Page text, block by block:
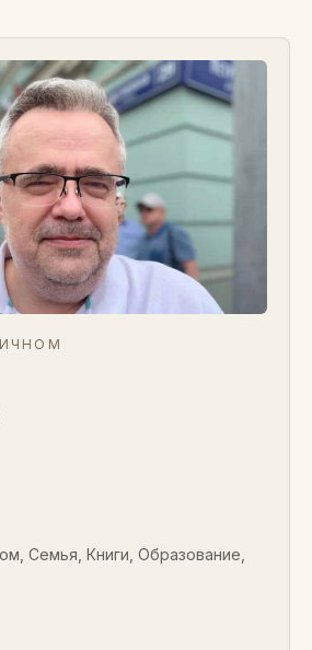
Семья, Книги, Образование,